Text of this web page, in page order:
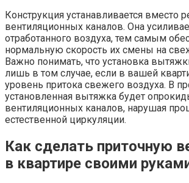
Конструкция устанавливается вместо
вентиляционных каналов. Она
отработанного воздуха, тем самым
нормальную скорость их смены на
Важно понимать, что установка
лишь в том случае, если в вашей
уровень притока свежего воздуха. В
установленная вытяжка будет
вентиляционных каналов, нарушая
естественной циркуляции.
Как сделать приточную
в квартире своими